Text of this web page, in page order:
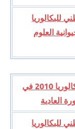
للبكالوريا
العلوم
موضوع الامتحان الوطني للبكالوريا 2010 في
العادية
للبكالوريا